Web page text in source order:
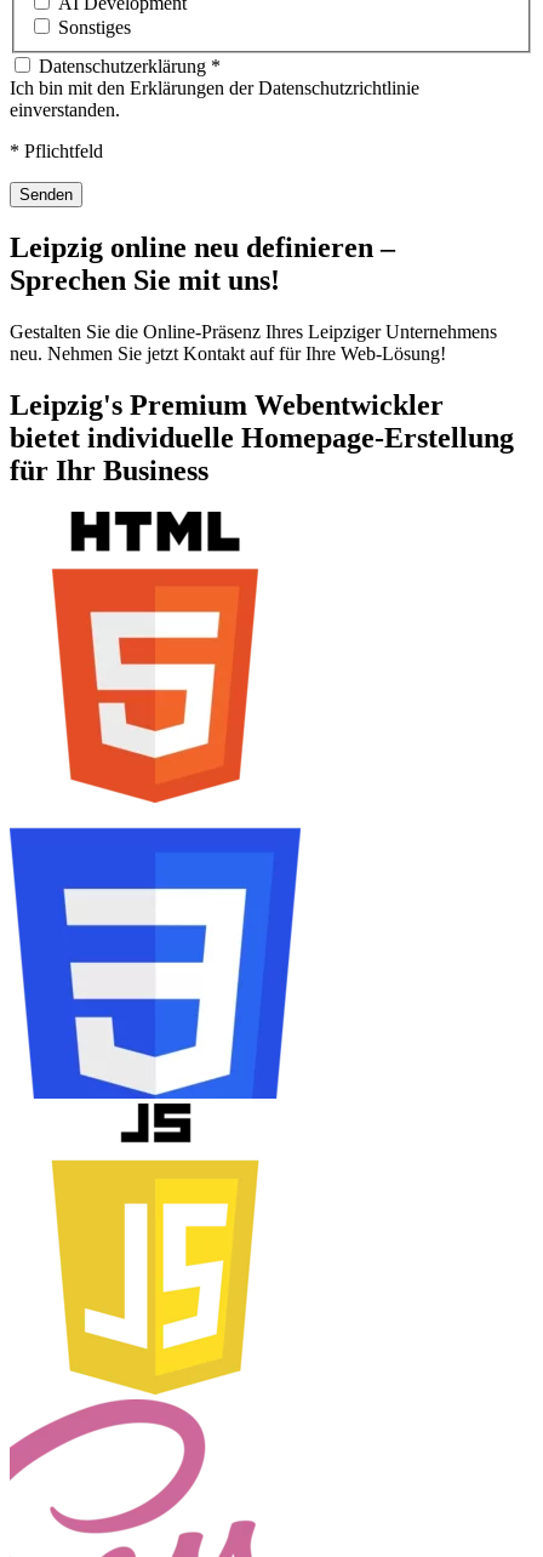
Sonstiges
Datenschutzerklärung *
Ich bin mit den Erklärungen der Datenschutzrichtlinie
einverstanden.
* Pflichtfeld
Senden
Leipzig online neu definieren –
Sprechen Sie mit uns!
Gestalten Sie die Online-Präsenz Ihres Leipziger Unternehmens
neu. Nehmen Sie jetzt Kontakt auf für Ihre Web-Lösung!
Leipzig's Premium Webentwickler
bietet individuelle Homepage-Erstellung
für Ihr Business